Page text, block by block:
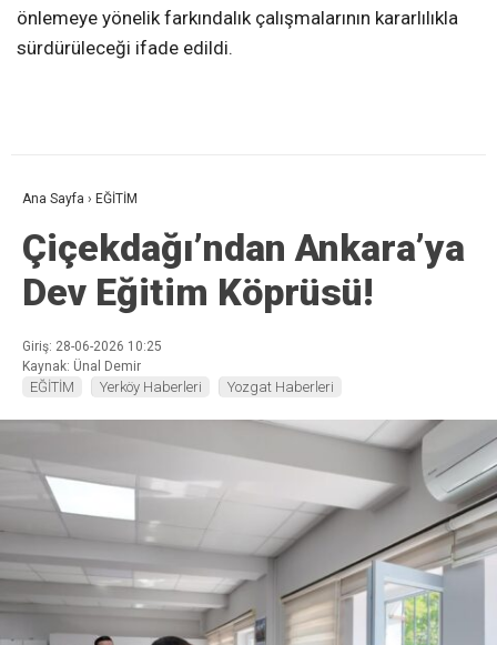
önlemeye yönelik farkındalık çalışmalarının kararlılıkla
sürdürüleceği ifade edildi.
Ana Sayfa › EĞİTİM
Çiçekdağı’ndan Ankara’ya
Dev Eğitim Köprüsü!
Giriş: 28-06-2026 10:25
Kaynak: Ünal Demir
EĞİTİM Yerköy Haberleri Yozgat Haberleri